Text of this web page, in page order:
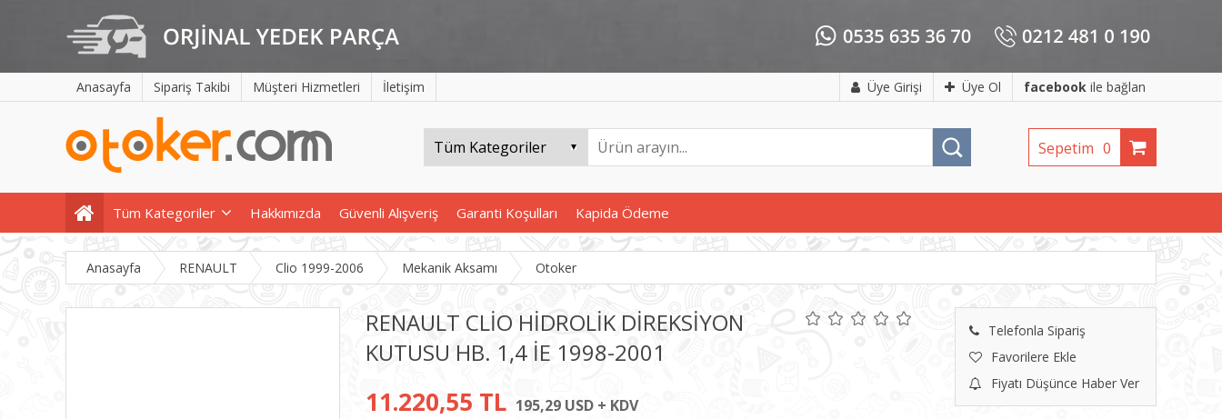
Anasayfa Sipariş Takibi Müşteri Hizmetleri İletişim Üye Girişi Üye Ol facebook ile bağlan
Sepetim 0
Tüm Kategoriler Hakkımızda Güvenli Alışveriş Garanti Koşulları Kapida Ödeme
Anasayfa RENAULT Clio 1999-2006 Mekanik Aksamı Otoker
RENAULT CLİO HİDROLİK DİREKSİYON
KUTUSU HB. 1,4 İE 1998-2001
Telefonla Sipariş
Favorilere Ekle
Fiyatı Düşünce Haber Ver
11.220,55 TL 195,29 USD + KDV